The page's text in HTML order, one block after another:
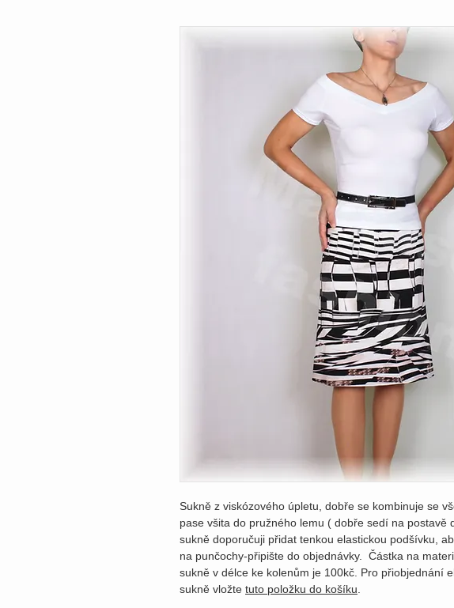
Sukně z viskózového úpletu, dobře se kombinuje se
pase všita do pružného lemu ( dobře sedí na postavě
sukně doporučuji přidat tenkou elastickou podšívku,
na punčochy-připište do objednávky. Částka na
sukně v délce ke kolenům je 100kč. Pro přiobjednání
sukně vložte tuto položku do košíku.